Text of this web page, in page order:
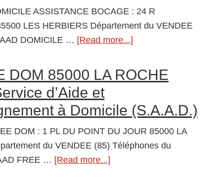
d’Accompagnement
à
Domicile
ASSISTANCE BOCAGE : 24 R
LES HERBIERS Département du VENDEE
DOMICILE … [Read more...]
DOMICILE
ASSISTANCE
85500
LES
HERBIERS
DOM 85000 LA ROCHE
d’Aide et
à Domicile (S.A.A.D.)
DOM : 1 PL DU POINT DU JOUR 85000 LA
du VENDEE (85) Téléphones du
FREE … [Read more...]